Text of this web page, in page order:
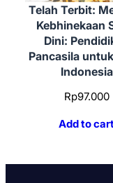
Telah Terbit:
Kebhinekaan
Dini:
Pancasila
Indonesia
Rp97.000
Add to